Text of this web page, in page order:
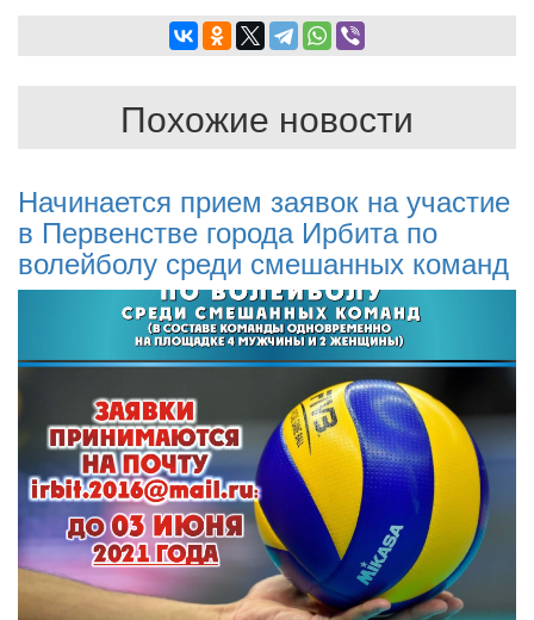
Похожие новости
Начинается прием заявок на участие
в Первенстве города Ирбита по
волейболу среди смешанных команд